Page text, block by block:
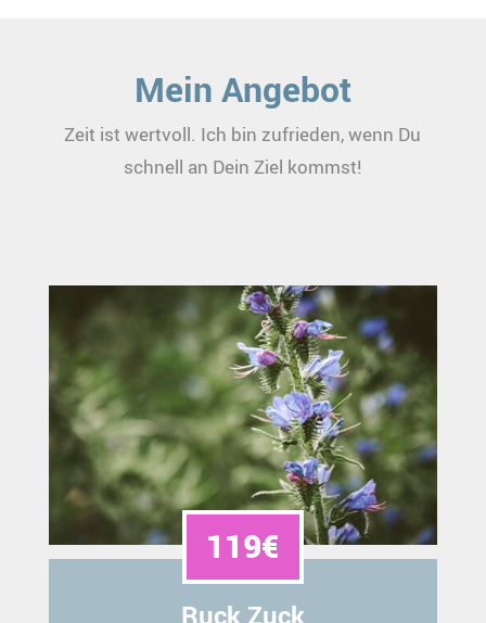
Mein Angebot
Zeit ist wertvoll. Ich bin zufrieden, wenn Du
schnell an Dein Ziel kommst!
119€
Ruck Zuck